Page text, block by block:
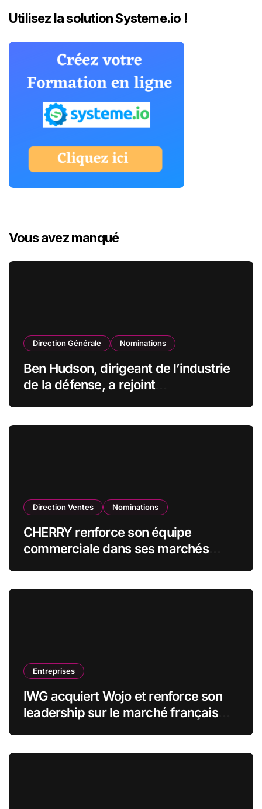
Utilisez la solution Systeme.io !
Vous avez manqué
Direction Générale Nominations
Ben Hudson, dirigeant de l’industrie
de la défense, a rejoint
Direction Ventes Nominations
CHERRY renforce son équipe
commerciale dans ses marchés
Entreprises
IWG acquiert Wojo et renforce son
leadership sur le marché français